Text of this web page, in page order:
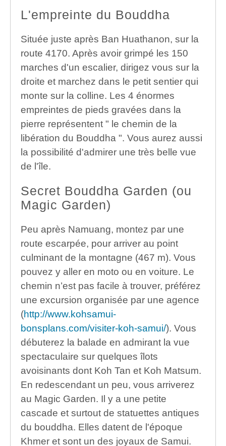
L'empreinte du Bouddha
Située juste après Ban Huathanon, sur la
route 4170. Après avoir grimpé les 150
marches d'un escalier, dirigez vous sur la
droite et marchez dans le petit sentier qui
monte sur la colline. Les 4 énormes
empreintes de pieds gravées dans la
pierre représentent " le chemin de la
libération du Bouddha ". Vous aurez aussi
la possibilité d'admirer une très belle vue
de l'île.
Secret Bouddha Garden (ou
Magic Garden)
Peu après Namuang, montez par une
route escarpée, pour arriver au point
culminant de la montagne (467 m). Vous
pouvez y aller en moto ou en voiture. Le
chemin n’est pas facile à trouver, préférez
une excursion organisée par une agence
(http://www.kohsamui-
bonsplans.com/visiter-koh-samui/). Vous
débuterez la balade en admirant la vue
spectaculaire sur quelques îlots
avoisinants dont Koh Tan et Koh Matsum.
En redescendant un peu, vous arriverez
au Magic Garden. Il y a une petite
cascade et surtout de statuettes antiques
du bouddha. Elles datent de l'époque
Khmer et sont un des joyaux de Samui.